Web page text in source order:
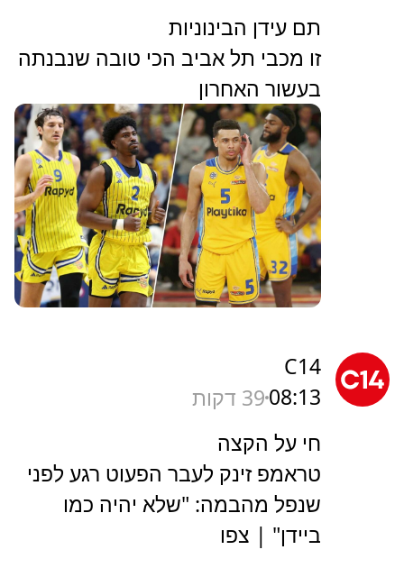
תם עידן הבינוניות
זו מכבי תל אביב הכי טובה שנבנתה
בעשור האחרון
C14
08:1339 דקות
חי על הקצה
טראמפ זינק לעבר הפעוט רגע לפני
שנפל מהבמה: "שלא יהיה כמו
ביידן" | צפו